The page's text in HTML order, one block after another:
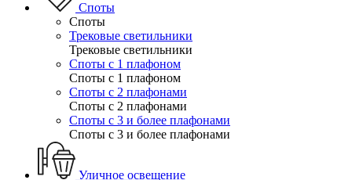
Споты
Споты
Трековые светильники
Трековые светильники
Споты с 1 плафоном
Споты с 1 плафоном
Споты с 2 плафонами
Споты с 2 плафонами
Споты с 3 и более плафонами
Споты с 3 и более плафонами
Уличное освещение